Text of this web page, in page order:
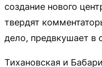
создание нового
твердят
дело, предвкушает в
Тихановская и